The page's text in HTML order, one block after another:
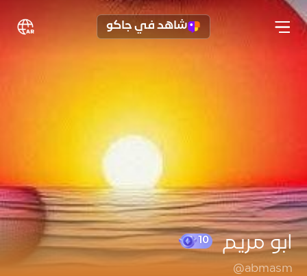
شاهد في جاكو
ابو مريم
@abmasm